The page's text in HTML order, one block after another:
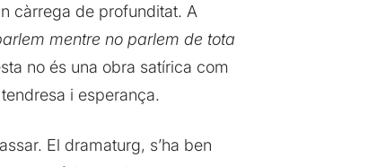
càrrega de profunditat. A
mentre no parlem de tota
no és una obra satírica com
i esperança.
El dramaturg, s’ha ben